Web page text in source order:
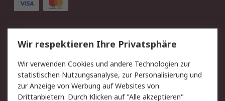
Service
Value Added Services
Lieferlösungen
Rücksendungen
Kontakt
Hilfe
Privatkunden
Wir respektieren Ihre Privatsphäre
Wir verwenden Cookies und andere Technologien zur
statistischen Nutzungsanalyse, zur Personalisierung und
zur Anzeige von Werbung auf Websites von
Drittanbietern. Durch Klicken auf "Alle akzeptieren"